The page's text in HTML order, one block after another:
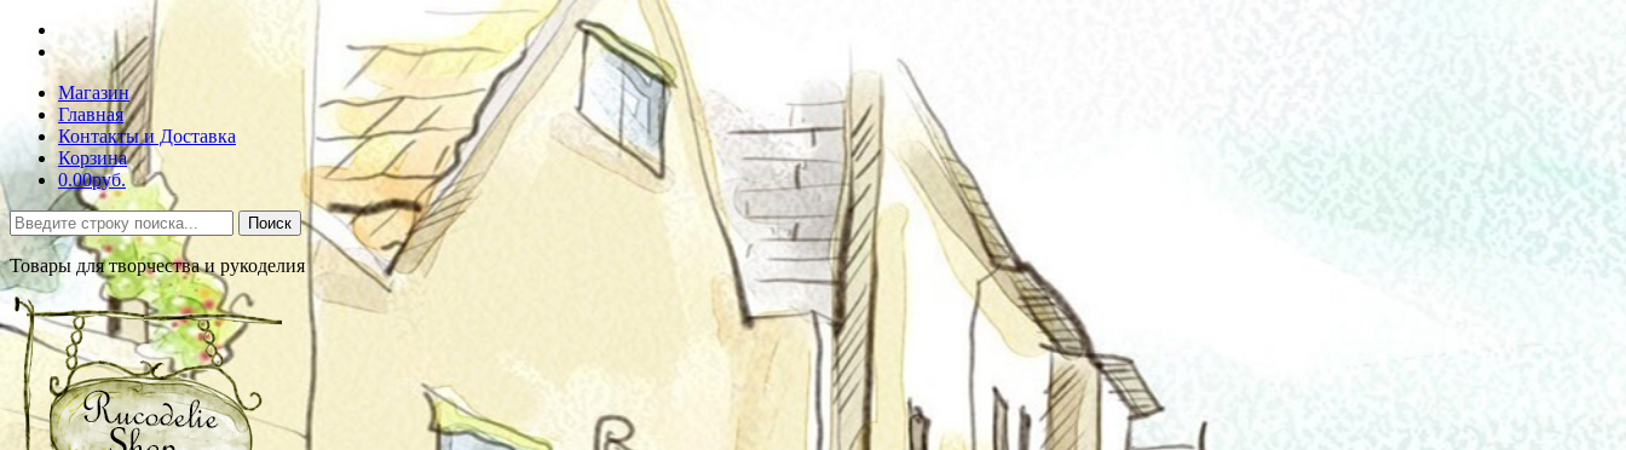
Магазин
Главная
Контакты и Доставка
Корзина
0.00руб.
Поиск
Товары для творчества и рукоделия